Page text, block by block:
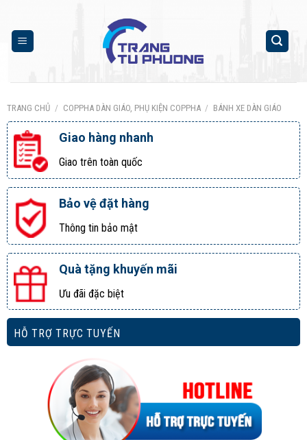
content
TRANG CHỦ / COPPHA DÀN GIÁO, PHỤ KIỆN COPPHA / BÁNH XE DÀN GIÁO
Giao hàng nhanh
Giao trên toàn quốc
Bảo vệ đặt hàng
Thông tin bảo mật
Quà tặng khuyến mãi
Ưu đãi đặc biệt
HỖ TRỢ TRỰC TUYẾN